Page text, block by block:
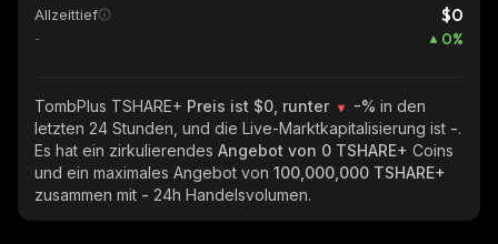
Allzeittief $0
- 0%
TombPlus TSHARE+ Preis ist $0, runter -% in den
letzten 24 Stunden, und die Live-Marktkapitalisierung ist -.
Es hat ein zirkulierendes Angebot von 0 TSHARE+ Coins
und ein maximales Angebot von 100,000,000 TSHARE+
zusammen mit - 24h Handelsvolumen.